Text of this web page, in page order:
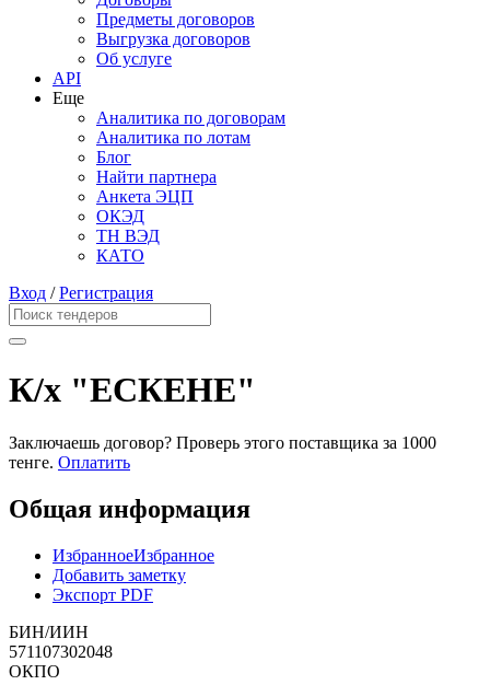
Предметы договоров
Выгрузка договоров
Об услуге
API
Еще
Аналитика по договорам
Аналитика по лотам
Блог
Найти партнера
Анкета ЭЦП
ОКЭД
ТН ВЭД
КАТО
Вход /Регистрация
К/х "ЕСКЕНЕ"
Заключаешь договор? Проверь этого поставщика за 1000
тенге. Оплатить
Общая информация
ИзбранноеИзбранное
Добавить заметку
Экспорт PDF
БИН/ИИН
571107302048
ОКПО